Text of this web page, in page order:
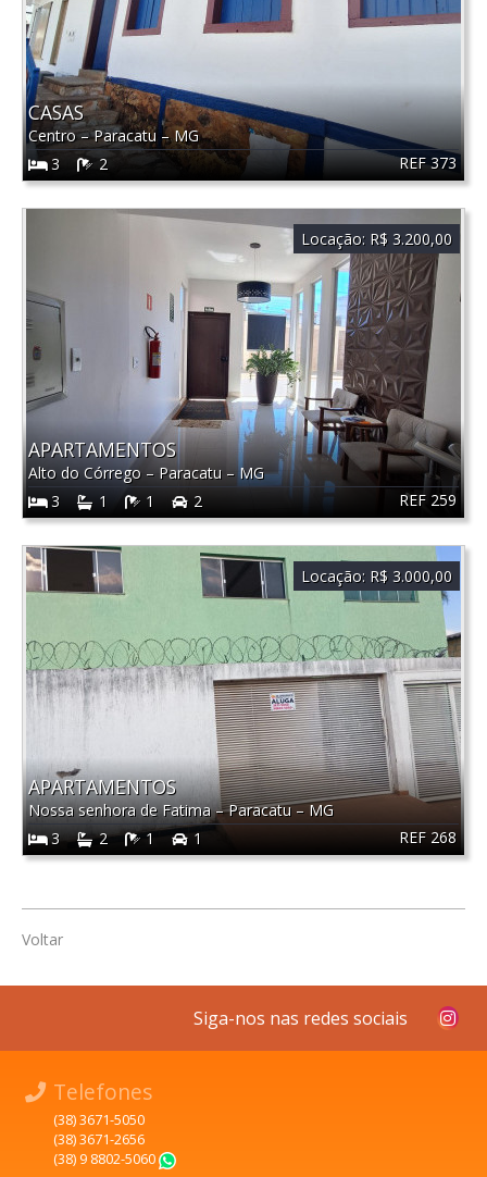
REF 373
CASAS
Centro–Paracatu –MG
3
2
REF 259
APARTAMENTOS
Alto do Córrego – Paracatu –MG
3
1 1 2
Locação: R$ 3.200,00
REF 268
APARTAMENTOS
Nossa senhora de Fatima–Paracatu–MG
3
2 1 1
Locação: R$ 3.000,00
Voltar
Siga-nos nas redes sociais
Telefones
(38) 3671-5050
(38) 3671-2656
(38) 9 8802-5060